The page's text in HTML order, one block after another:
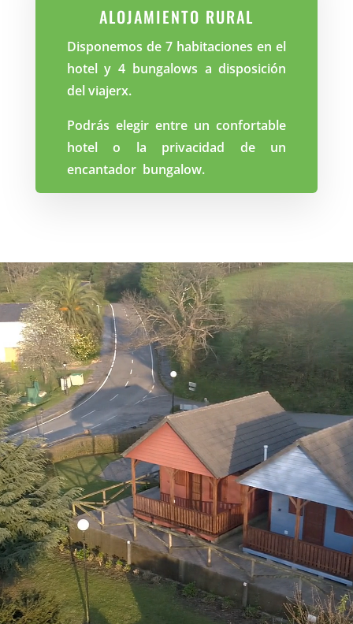
ALOJAMIENTO RURAL
Disponemos de 7 habitaciones en el
hotel y 4 bungalows a disposición
del viajerx.
Podrás elegir entre un confortable
hotel o la privacidad de un
encantador bungalow.
Reproductor
de
vídeo